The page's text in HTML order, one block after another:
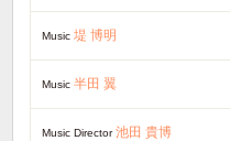
Music 堤 博明
Music 半田 翼
Music Director池田 貴博